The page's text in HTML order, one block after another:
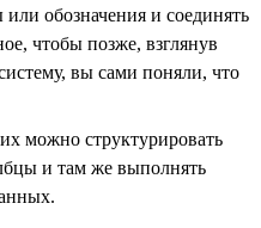
обозначения и соединять
чтобы позже, взглянув
вы сами поняли, что
можно структурировать
и там же выполнять